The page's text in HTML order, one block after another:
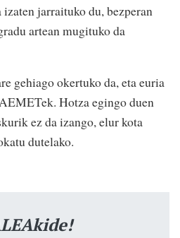
jarraituko du, bezperan
artean mugituko da
gehiago okertuko da, eta euria
Hotza egingo duen
ez da izango, elur kota
dutelako.